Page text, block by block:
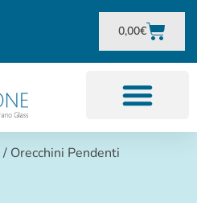
0,00€
/ Orecchini Pendenti